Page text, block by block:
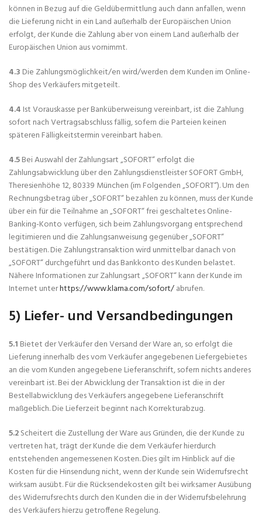
können in Bezug auf die Geldübermittlung auch dann anfallen, wenn
die Lieferung nicht in ein Land außerhalb der Europäischen Union
erfolgt, der Kunde die Zahlung aber von einem Land außerhalb der
Europäischen Union aus vornimmt.
4.3 Die Zahlungsmöglichkeit/en wird/werden dem Kunden im Online-
Shop des Verkäufers mitgeteilt.
4.4 Ist Vorauskasse per Banküberweisung vereinbart, ist die Zahlung
sofort nach Vertragsabschluss fällig, sofern die Parteien keinen
späteren Fälligkeitstermin vereinbart haben.
4.5Bei Auswahl der Zahlungsart „SOFORT“ erfolgt die
Zahlungsabwicklung über den Zahlungsdienstleister SOFORT GmbH,
Theresienhöhe 12, 80339 München (im Folgenden „SOFORT“). Um den
Rechnungsbetrag über „SOFORT“ bezahlen zu können, muss der Kunde
über ein für die Teilnahme an „SOFORT“ frei geschaltetes Online-
Banking-Konto verfügen, sich beim Zahlungsvorgang entsprechend
legitimieren und die Zahlungsanweisung gegenüber „SOFORT“
bestätigen. Die Zahlungstransaktion wird unmittelbar danach von
„SOFORT“ durchgeführt und das Bankkonto des Kunden belastet.
Nähere Informationen zur Zahlungsart „SOFORT“ kann der Kunde im
Internet unterhttps://www.klarna.com/sofort/abrufen.
5) Liefer- und Versandbedingungen
5.1 Bietet der Verkäufer den Versand der Ware an, so erfolgt die
Lieferung innerhalb des vom Verkäufer angegebenen Liefergebietes
an die vom Kunden angegebene Lieferanschrift, sofern nichts anderes
vereinbart ist. Bei der Abwicklung der Transaktion ist die in der
Bestellabwicklung des Verkäufers angegebene Lieferanschrift
maßgeblich. Die Lieferzeit beginnt nach Korrekturabzug.
5.2Scheitert die Zustellung der Ware aus Gründen, die der Kunde zu
vertreten hat, trägt der Kunde die dem Verkäufer hierdurch
entstehenden angemessenen Kosten. Dies gilt im Hinblick auf die
Kosten für die Hinsendung nicht, wenn der Kunde sein Widerrufsrecht
wirksam ausübt. Für die Rücksendekosten gilt bei wirksamer Ausübung
des Widerrufsrechts durch den Kunden die in der Widerrufsbelehrung
des Verkäufers hierzu getroffene Regelung.